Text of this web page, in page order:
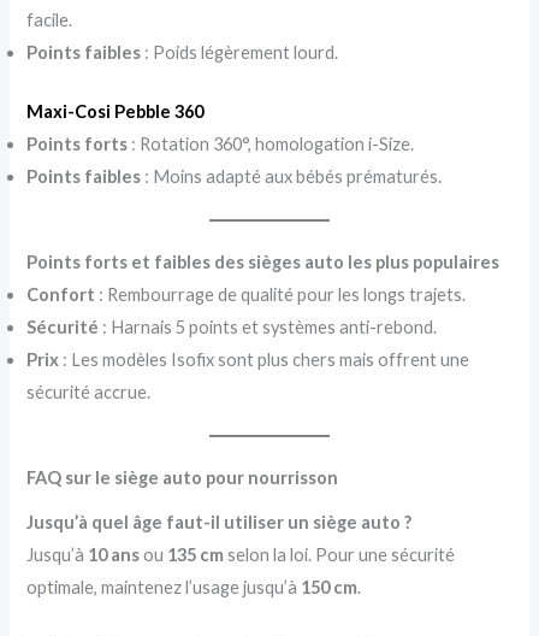
facile.
Points faibles : Poids légèrement lourd.
Maxi-Cosi Pebble 360
Points forts : Rotation 360°, homologation i-Size.
Points faibles : Moins adapté aux bébés prématurés.
Points forts et faibles des sièges auto les plus populaires
Confort : Rembourrage de qualité pour les longs trajets.
Sécurité : Harnais 5 points et systèmes anti-rebond.
Prix : Les modèles Isofix sont plus chers mais offrent une
sécurité accrue.
FAQ sur le siège auto pour nourrisson
Jusqu’à quel âge faut-il utiliser un siège auto ?
Jusqu’à 10 ansou 135 cm selon la loi. Pour une sécurité
optimale, maintenez l’usage jusqu’à 150 cm.